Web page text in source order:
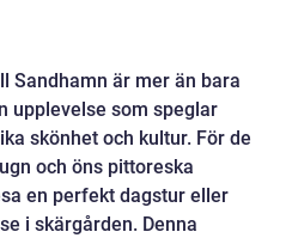
Sandhamn är mer än bara
upplevelse som speglar
skönhet och kultur. För de
och öns pittoreska
en perfekt dagstur eller
i skärgården. Denna